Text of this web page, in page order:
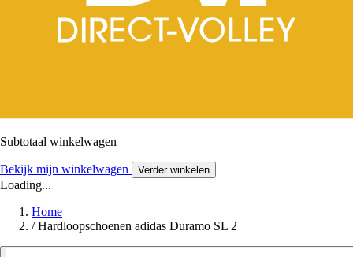
Subtotaal winkelwagen
Bekijk mijn winkelwagen Verder winkelen
Loading...
Home
/ Hardloopschoenen adidas Duramo SL 2